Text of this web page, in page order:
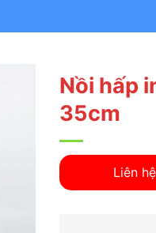
Nồi hấp
35cm
Liên